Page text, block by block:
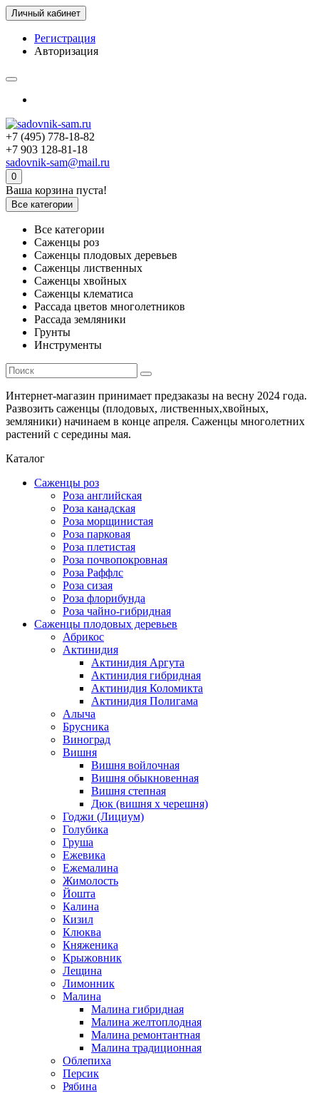
Личный кабинет
Регистрация
Авторизация
+7 (495) 778-18-82
+7 903 128-81-18
sadovnik-sam@mail.ru
0
Ваша корзина пуста!
Все категории
Все категории
Саженцы роз
Саженцы плодовых деревьев
Саженцы лиственных
Саженцы хвойных
Саженцы клематиса
Рассада цветов многолетников
Рассада земляники
Грунты
Инструменты
Интернет-магазин принимает предзаказы на весну 2024 года.
Развозить саженцы (плодовых, лиственных,хвойных,
земляники) начинаем в конце апреля. Саженцы многолетних
растений с середины мая.
Каталог
Саженцы роз
Роза английская
Роза канадская
Роза морщинистая
Роза парковая
Роза плетистая
Роза почвопокровная
Роза Раффлс
Роза сизая
Роза флорибунда
Роза чайно-гибридная
Саженцы плодовых деревьев
Абрикос
Актинидия
Актинидия Аргута
Актинидия гибридная
Актинидия Коломикта
Актинидия Полигама
Алыча
Брусника
Виноград
Вишня
Вишня войлочная
Вишня обыкновенная
Вишня степная
Дюк (вишня х черешня)
Годжи (Лициум)
Голубика
Груша
Ежевика
Ежемалина
Жимолость
Йошта
Калина
Кизил
Клюква
Княженика
Крыжовник
Лещина
Лимонник
Малина
Малина гибридная
Малина желтоплодная
Малина ремонтантная
Малина традиционная
Облепиха
Персик
Рябина